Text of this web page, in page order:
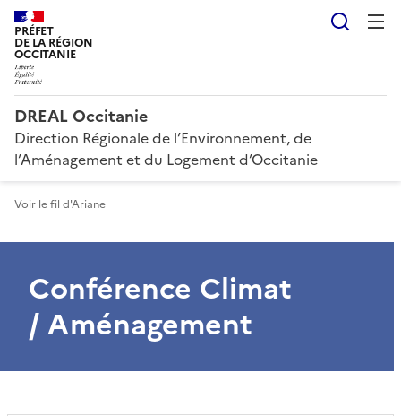
PRÉFET
DE LA RÉGION
OCCITANIE
DREAL Occitanie
Direction Régionale de l’Environnement, de
l’Aménagement et du Logement d’Occitanie
Voir le fil d'Ariane
Conférence Climat
/ Aménagement